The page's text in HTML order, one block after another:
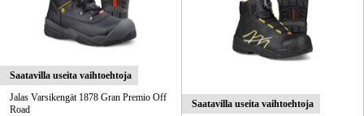
Saatavilla useita vaihtoehtoja
Jalas Varsikengät 1878 Gran Premio Off
Road
Saatavilla useita vaihtoehtoja